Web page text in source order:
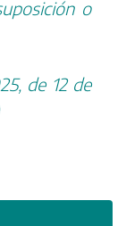
o
de 12 de